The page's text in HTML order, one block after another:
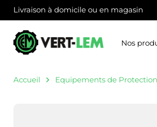
Livraison à domicile ou en magasin
Nos
Accueil Equipements de